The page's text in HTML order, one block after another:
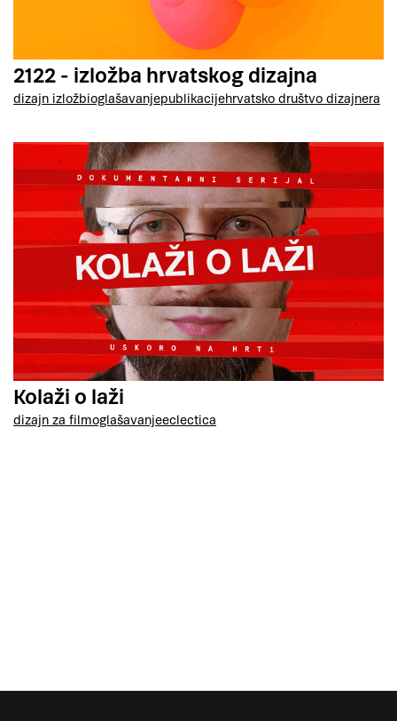
2122 - izložba hrvatskog dizajna
dizajn izložbioglašavanjepublikacijehrvatsko društvo dizajnera
Kolaži o laži
dizajn za filmoglašavanjeeclectica